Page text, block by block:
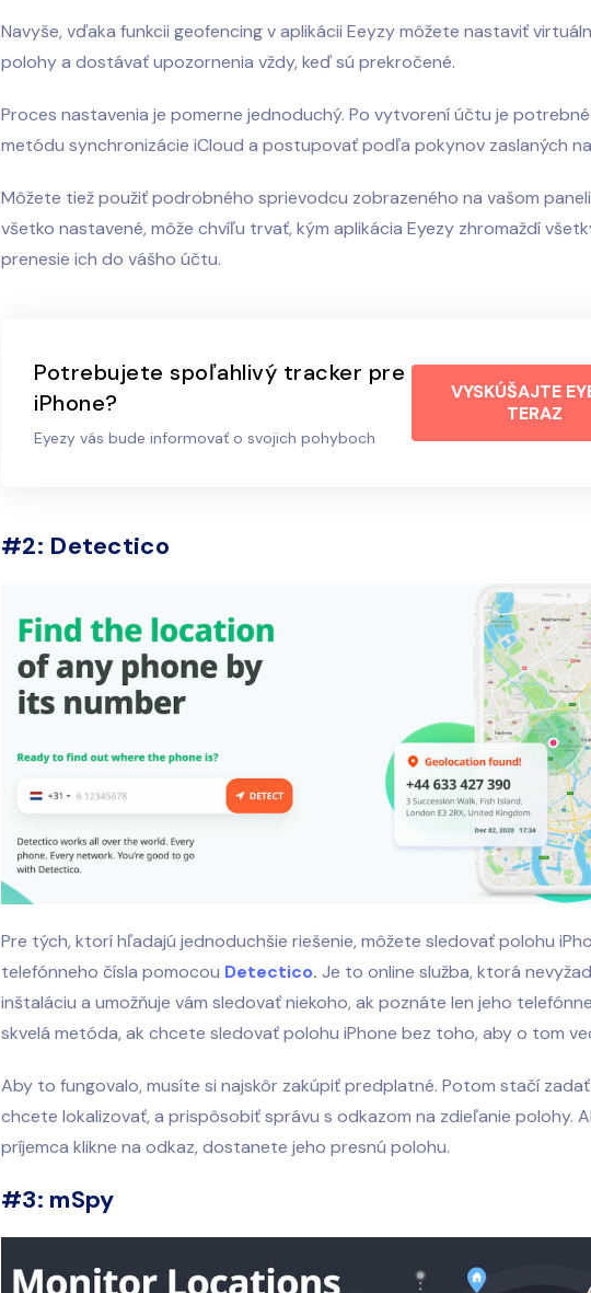
Navyše, vďaka funkcii geofencing v aplikácii Eeyzy môžete nastaviť
polohy a dostávať upozornenia vždy, keď sú prekročené.
Proces nastavenia je pomerne jednoduchý. Po vytvorení účtu je
metódu synchronizácie iCloud a postupovať podľa pokynov zaslaných
Môžete tiež použiť podrobného sprievodcu zobrazeného na vašom
všetko nastavené, môže chvíľu trvať, kým aplikácia Eyezy zhromaždí
prenesie ich do vášho účtu.
Potrebujete spoľahlivý tracker pre
iPhone?
Eyezy vás bude informovať o svojich pohyboch
VYSKÚŠAJTE
TERAZ
#2: Detectico
Pre tých, ktorí hľadajú jednoduchšie riešenie, môžete sledovať polohu
telefónneho čísla pomocou Detectico. Je to online služba, ktorá
inštaláciu a umožňuje vám sledovať niekoho, ak poznáte len jeho
skvelá metóda, ak chcete sledovať polohu iPhone bez toho, aby o tom
Aby to fungovalo, musíte si najskôr zakúpiť predplatné. Potom stačí
chcete lokalizovať, a prispôsobiť správu s odkazom na zdieľanie polohy.
príjemca klikne na odkaz, dostanete jeho presnú polohu.
#3: mSpy